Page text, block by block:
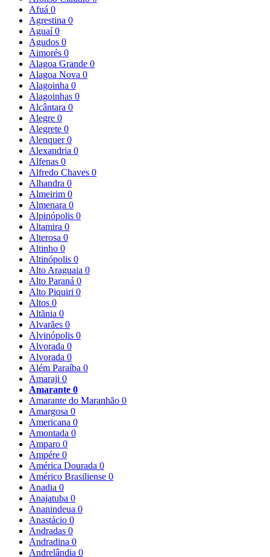
Afuá 0
Agrestina 0
Aguaí0
Agudos 0
Aimorés 0
Alagoa Grande 0
Alagoa Nova 0
Alagoinha 0
Alagoinhas 0
Alcântara 0
Alegre 0
Alegrete 0
Alenquer0
Alexandria 0
Alfenas 0
Alfredo Chaves 0
Alhandra 0
Almeirim 0
Almenara 0
Alpinópolis 0
Altamira 0
Alterosa 0
Altinho 0
Altinópolis 0
Alto Araguaia 0
Alto Paraná 0
Alto Piquiri 0
Altos 0
Altãnia 0
Alvarães 0
Alvinópolis 0
Alvorada 0
Alvorada 0
Além Paraíba 0
Amaraji 0
Amarante 0
Amarante do Maranhão 0
Amargosa 0
Americana 0
Amontada 0
Amparo 0
Ampére 0
América Dourada 0
Américo Brasiliense 0
Anadia 0
Anajatuba 0
Ananindeua 0
Anastácio 0
Andradas 0
Andradina 0
Andrelândia 0